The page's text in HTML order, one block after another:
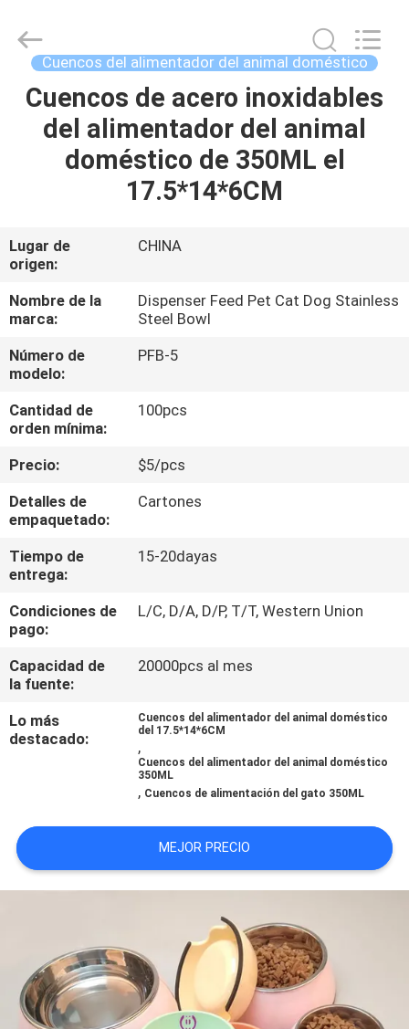
HOGAR
PRODUCTOS
NOSOTROS
VIAJE
DE
LA
FÁBRICA
ÉNTRENOS
CONTACTO
CON
PIDA
UNA
CITA
BLOG/NEWS
SITIO
Pets2Go
Trading
Reserved.
Cuencos del alimentador del animal doméstico
Cuencos de acero inoxidables
del alimentador del animal
doméstico de 350ML el
17.5*14*6CM
Lugar de
origen:
CHINA
Nombre de la
marca:
Dispenser Feed Pet Cat Dog Stainless
Steel Bowl
Número de
modelo:
PFB-5
Cantidad de
orden mínima:
100pcs
Precio:
$5/pcs
Detalles de
empaquetado:
Cartones
Tiempo de
entrega:
15-20dayas
Condiciones de
pago:
L/C, D/A, D/P, T/T, Western Union
Capacidad de
la fuente:
20000pcs al mes
Lo más
destacado:
Cuencos del alimentador del animal doméstico
del 17.5*14*6CM
,
Cuencos del alimentador del animal doméstico
350ML
, Cuencos de alimentación del gato 350ML
MEJOR PRECIO